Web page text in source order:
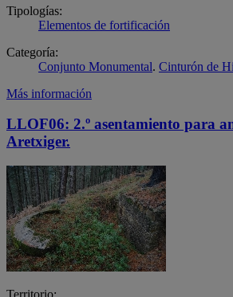
Tipologías:
Elementos de fortificación
Categoría:
Conjunto Monumental. Cinturón de
Más información
LLOF06: 2.º asentamiento para
Aretxiger.